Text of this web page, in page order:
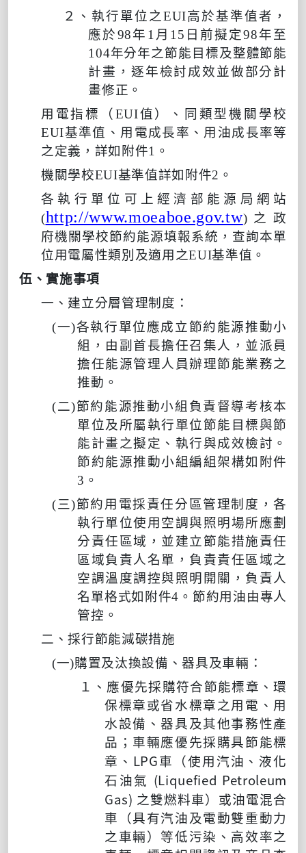
２、執行單位之 EUI高於基準值者，
應於98年 1 月 15 日前擬定98年至
104年分年之節能目標及整體節能
計畫，逐年檢討成效並做部分計
畫修正。
用電指標（EUI值）、同類型機關學校
EUI基準值、用電成長率、用油成長率等
之定義，詳如附件1 。
機關學校EUI基準值詳如附件2 。
各執行單位可上經濟部能源局網站
(http://www.moeaboe.gov.tw) 之政
府機關學校節約能源填報系統，查詢本單
位用電屬性類別及適用之EUI基準值。
伍、實施事項
一、建立分層管理制度：
(一)各執行單位應成立節約能源推動小
組，由副首長擔任召集人，並派員
擔任能源管理人員辦理節能業務之
推動。
(二)節約能源推動小組負責督導考核本
單位及所屬執行單位節能目標與節
能計畫之擬定、執行與成效檢討。
節約能源推動小組編組架構如附件
3 。
(三)節約用電採責任分區管理制度，各
執行單位使用空調與照明場所應劃
分責任區域，並建立節能措施責任
區域負責人名單，負責責任區域之
空調溫度調控與照明開關，負責人
名單格式如 附件4 。節約用油由專人
管控。
二、採行節能減碳措施
(一)購置及汰換設備、器具及車輛：
１、 應優先採購符合節能標章、環
保標章或省水標章之用電、用
水設備、器具及其他事務性產
品；車輛應優先採購具節能標
章、 LPG車（使用汽油、液化
石油氣 (Liquefied Petroleum
Gas) 之雙燃料車）或油電混合
車（具有汽油及電動雙重動力
之車輛）等低污染、高效率之